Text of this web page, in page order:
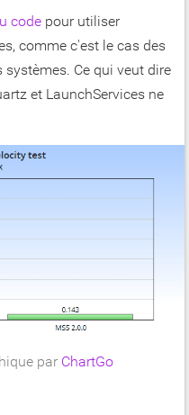
code pour utiliser
comme c'est le cas des
Ce qui veut dire
et LaunchServices ne
par ChartGo